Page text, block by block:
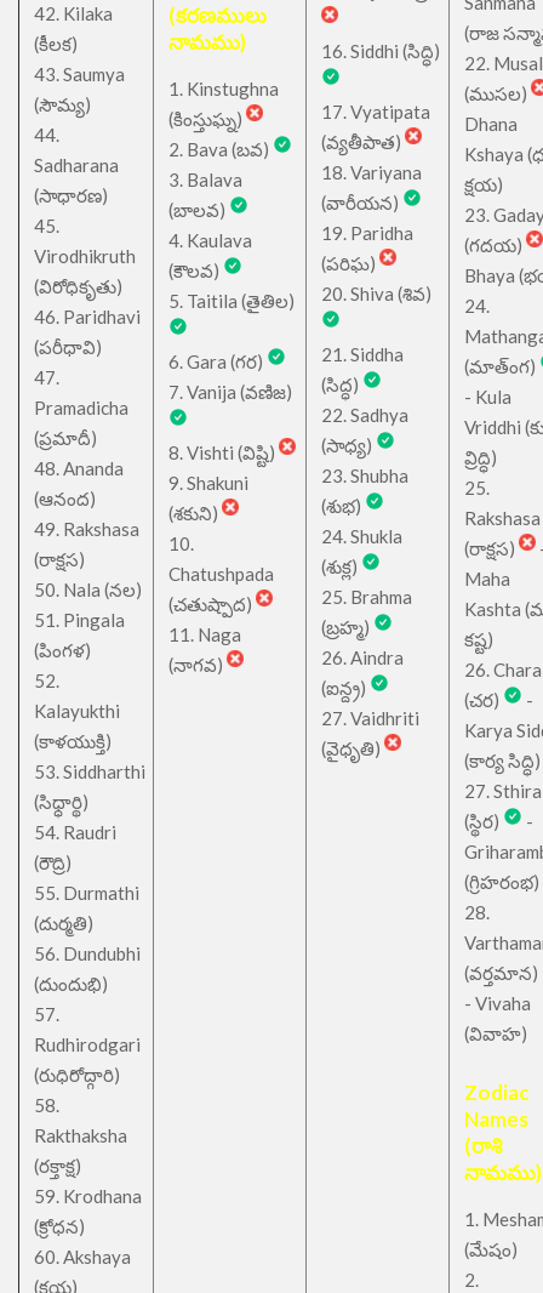
42. Kilaka
(కీలక)
43. Saumya
(సౌమ్య)
44.
Sadharana
(సాధారణ)
45.
Virodhikruth
(విరోధికృతు)
46. Paridhavi
(పరీధావి)
47.
Pramadicha
(ప్రమాదీ)
48. Ananda
(ఆనంద)
49. Rakshasa
(రాక్షస)
50. Nala (నల)
51. Pingala
(పింగళ)
52.
Kalayukthi
(కాళయుక్తి)
53. Siddharthi
(సిధ్ధార్థి)
54. Raudri
(రౌద్రి)
55. Durmathi
(దుర్మతి)
56. Dundubhi
(దుందుభి)
57.
Rudhirodgari
(రుధిరోద్గారి)
58.
Rakthaksha
(రక్తాక్ష)
59. Krodhana
(క్రోధన)
60. Akshaya
(క్షయ)
(కరణములు
నామము)
1. Kinstughna
(కింస్తుఘ్న)
2. Bava (బవ)
3. Balava
(బాలవ)
4. Kaulava
(కౌలవ)
5. Taitila (తైతిల)
6. Gara (గర)
7. Vanija (వణిజ)
8. Vishti (విష్టి)
9. Shakuni
(శకుని)
10.
Chatushpada
(చతుష్పాద)
11. Naga
(నాగవ)
16. Siddhi (సిద్ధి)
17. Vyatipata
(వ్యతీపాత)
18. Variyana
(వారీయన)
19. Paridha
(పరిఘ)
20. Shiva (శివ)
21. Siddha
(సిద్ధ)
22. Sadhya
(సాధ్య)
23. Shubha
(శుభ)
24. Shukla
(శుక్ల)
25. Brahma
(బ్రహ్మ)
26. Aindra
(ఐన్ద్ర)
27. Vaidhriti
(వైధృతి)
(రాజ
22.
(ముసల)
Dhana
Kshaya
క్షయ)
23.
(గదయ)
Bhaya
24.
(మాత్ంగ)
- Kula
Vriddhi
వ్రిద్ధి)
25.
Rakshasa
(రాక్షస)
Maha
Kashta
కష్ట)
26. Chara
(చర)
-
Karya
(కార్య సిద్ధి)
27. Sthira
(స్థిర)
-
(గ్రిహరంభ)
28.
(వర్తమాన)
- Vivaha
(వివాహ)
Zodiac
Names
(రాశి
నామము)
1.
(మేషం)
2.